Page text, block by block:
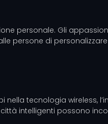
personale. Gli
persone di
tecnologia wireless,
intelligenti possono